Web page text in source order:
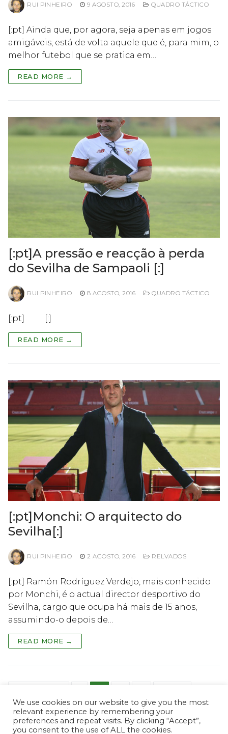
RUI PINHEIRO 9 AGOSTO, 2016 QUADRO TÁCTICO
[:pt] Ainda que, por agora, seja apenas em jogos
amigáveis, está de volta aquele que é, para mim, o
melhor futebol que se pratica em…
READ MORE →
[:pt]A pressão e reacção à perda
do Sevilha de Sampaoli [:]
RUI PINHEIRO 8 AGOSTO, 2016 QUADRO TÁCTICO
[:pt] [:]
READ MORE →
[:pt]Monchi: O arquitecto do
Sevilha[:]
RUI PINHEIRO 2 AGOSTO, 2016 RELVADOS
[:pt] Ramón Rodríguez Verdejo, mais conhecido
por Monchi, é o actual director desportivo do
Sevilha, cargo que ocupa há mais de 15 anos,
assumindo-o depois de…
READ MORE →
Paginação
dos
conteúdos
We use cookies on our website to give you the most
relevant experience by remembering your
preferences and repeat visits. By clicking “Accept”,
you consent to the use of ALL the cookies.